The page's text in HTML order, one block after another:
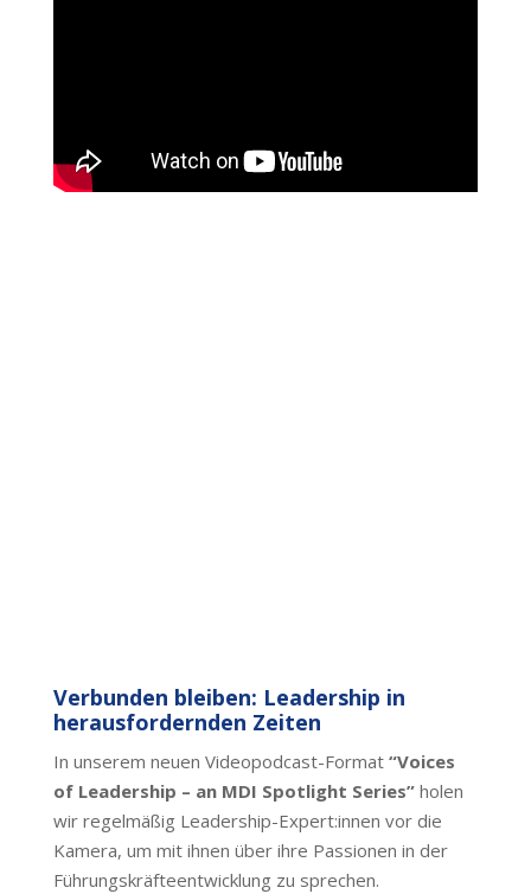
Verbunden bleiben: Leadership in
herausfordernden Zeiten
In unserem neuen Videopodcast-Format “Voices
of Leadership – an MDI Spotlight Series”holen
wir regelmäßig Leadership-Expert:innen vor die
Kamera, um mit ihnen über ihre Passionen in der
Führungskräfteentwicklung zu sprechen.